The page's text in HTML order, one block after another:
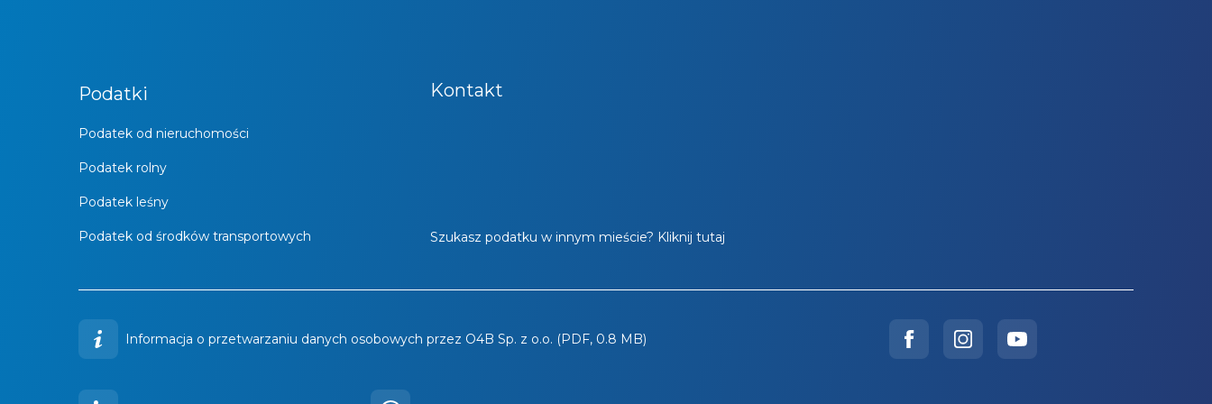
Podatki
Podatek od nieruchomości
Podatek rolny
Podatek leśny
Podatek od środków transportowych
Kontakt
Szukasz podatku w innym mieście? Kliknij tutaj
Informacja o przetwarzaniu danych osobowych przez O4B Sp. z o.o. (PDF, 0.8 MB)